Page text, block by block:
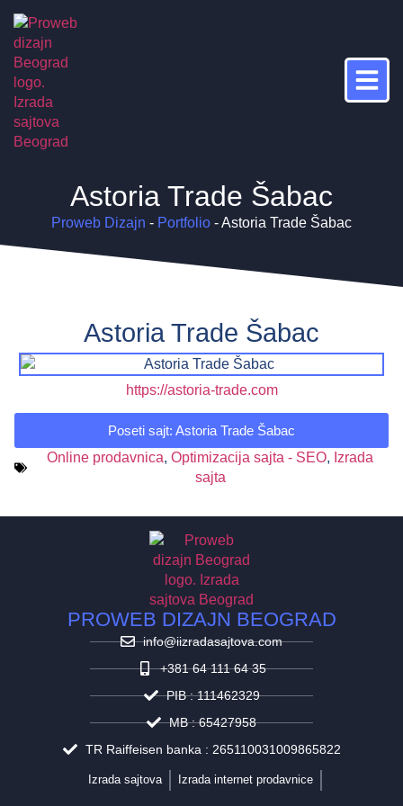
Astoria Trade Šabac
Proweb Dizajn - Portfolio -Astoria Trade Šabac
Astoria Trade Šabac
https://astoria-trade.com
Poseti sajt: Astoria Trade Šabac
Online prodavnica, Optimizacija sajta - SEO, Izrada
sajta
PROWEB DIZAJN BEOGRAD
info@iizradasajtova.com
+381 64 111 64 35
PIB : 111462329
MB : 65427958
TR Raiffeisen banka : 265110031009865822
Izrada sajtova Izrada internet prodavnice